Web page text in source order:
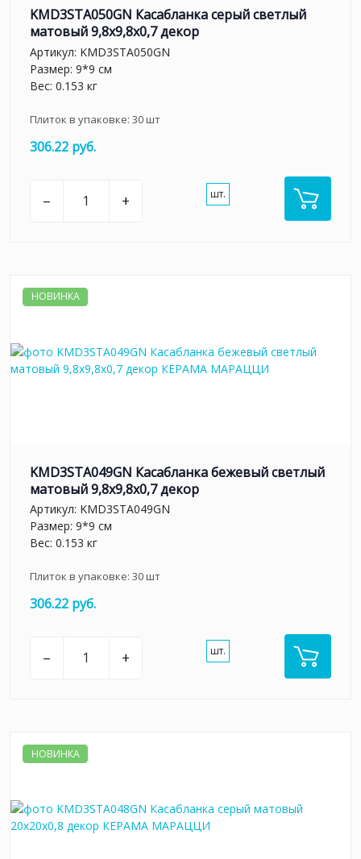
KMD3STA050GN Касабланка серый светлый
матовый 9,8x9,8x0,7 декор
Артикул: KMD3STA050GN
Размер: 9*9 см
Вес: 0.153 кг
Плиток в упаковке: 30шт
306.22 руб.
– + шт.
НОВИНКА
KMD3STA049GN Касабланка бежевый светлый
матовый 9,8x9,8x0,7 декор
Артикул: KMD3STA049GN
Размер: 9*9 см
Вес: 0.153 кг
Плиток в упаковке: 30шт
306.22 руб.
– + шт.
НОВИНКА